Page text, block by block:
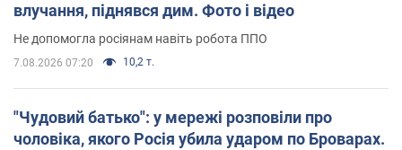
влучання, піднявся дим. Фото і відео
Не допомогла росіянам навіть робота ППО
7.08.2026 07:20 10,2 т.
"Чудовий батько": у мережі розповіли про
чоловіка, якого Росія убила ударом по Броварах.